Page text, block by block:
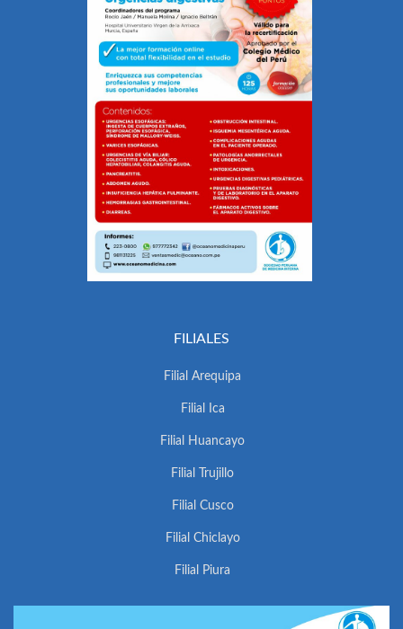
FILIALES
Filial Arequipa
Filial Ica
Filial Huancayo
Filial Trujillo
Filial Cusco
Filial Chiclayo
Filial Piura